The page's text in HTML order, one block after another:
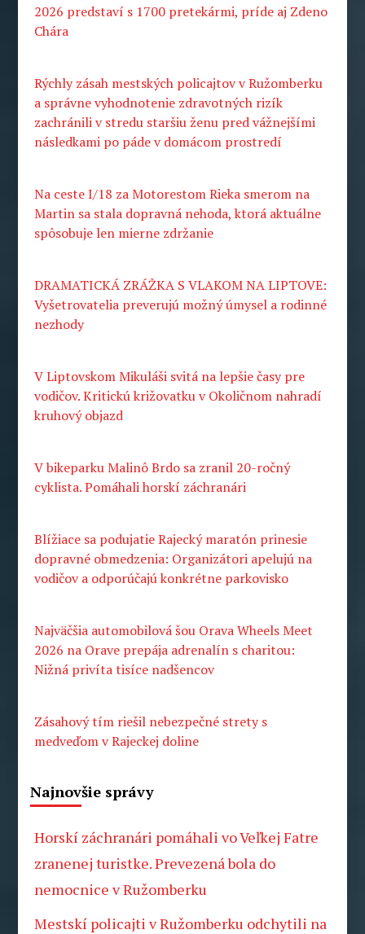
2026 predstaví s 1700 pretekármi, príde aj Zdeno
Chára
Rýchly zásah mestských policajtov v Ružomberku
a správne vyhodnotenie zdravotných rizík
zachránili v stredu staršiu ženu pred vážnejšími
následkami po páde v domácom prostredí
Na ceste I/18 za Motorestom Rieka smerom na
Martin sa stala dopravná nehoda, ktorá aktuálne
spôsobuje len mierne zdržanie
DRAMATICKÁ ZRÁŽKA S VLAKOM NA LIPTOVE:
Vyšetrovatelia preverujú možný úmysel a rodinné
nezhody
V Liptovskom Mikuláši svitá na lepšie časy pre
vodičov. Kritickú križovatku v Okoličnom nahradí
kruhový objazd
V bikeparku Malinô Brdo sa zranil 20-ročný
cyklista. Pomáhali horskí záchranári
Blížiace sa podujatie Rajecký maratón prinesie
dopravné obmedzenia: Organizátori apelujú na
vodičov a odporúčajú konkrétne parkovisko
Najväčšia automobilová šou Orava Wheels Meet
2026 na Orave prepája adrenalín s charitou:
Nižná privíta tisíce nadšencov
Zásahový tím riešil nebezpečné strety s
medveďom v Rajeckej doline
Najnovšie správy
Horskí záchranári pomáhali vo Veľkej Fatre
zranenej turistke. Prevezená bola do
nemocnice v Ružomberku
Mestskí policajti v Ružomberku odchytili na